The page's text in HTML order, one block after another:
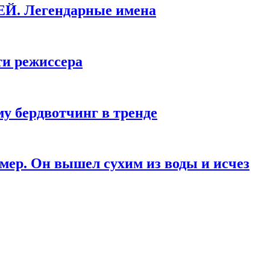
Легендарные имена
режиссера
бердвотчинг в тренде
Он вышел сухим из воды и исчез